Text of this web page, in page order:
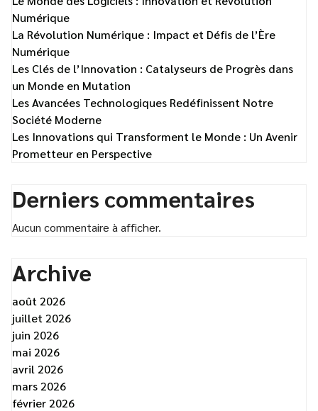
Numérique
La Révolution Numérique : Impact et Défis de l’Ère
Numérique
Les Clés de l’Innovation : Catalyseurs de Progrès dans
un Monde en Mutation
Les Avancées Technologiques Redéfinissent Notre
Société Moderne
Les Innovations qui Transforment le Monde : Un Avenir
Prometteur en Perspective
Derniers commentaires
Aucun commentaire à afficher.
Archive
août 2026
juillet 2026
juin 2026
mai 2026
avril 2026
mars 2026
février 2026